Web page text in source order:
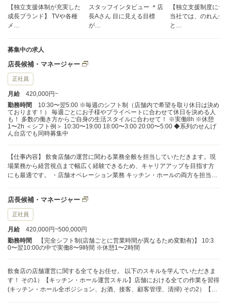
【独立支援体制が充実した
成長ブランド】 TVや各種
メ…
スタッフインタビュー ＊店
長Aさん 目に見える目標
が…
【独立支援制度につ
当社では、のれん分
と…
募集中の求人
店長候補・マネージャー
正社員
月給
420,000円~
勤務時間
10:30〜翌5:00 ※毎週のシフト制（店舗内で希望を取り休日は決め
ております！） 毎週ごとにお子様やプライベートに合わせて休日を決める人
も！ 多数の働き方からご自身の生活スタイルに合わせて！ ※実働8h ※休憩
1〜2h ＜シフト例＞ 10:30〜19:00 18:00〜3:00 20:00〜5:00 ◆系列のせんげ
ん台店でも同時募集中
【仕事内容】 飲食店舗の運営に関わる業務全般を担当していただきます。現
場業務から経営視点まで幅広く経験できるため、キャリアアップを目指す方
にも最適です。 ・店舗オペレーション業務 キッチン・ホールの両方を担当
育成、シフト管理、売上や原価管理、商品企画、営業戦略など、店舗を運営
するための実践的な経営スキルを学べます。将来的な独立に直結する内容で
す。
店長候補・マネージャー
正社員
月給
420,000円~500,000円
勤務時間
【完全シフト制(店舗ごとに営業時間が異なるため変動有)】 10:3
0〜翌10:00の中で実働8〜9時間 ※休憩1〜2時間
飲食店の店舗運営に関する全てをお任せ。 以下のスキルを学んでいただきま
す！ その1）【キッチン・ホール運営スキル】店舗における全ての作業を習得
(キッチン・ホール全ポジション、お酒、接客、顧客管理、清掃) その2）【店